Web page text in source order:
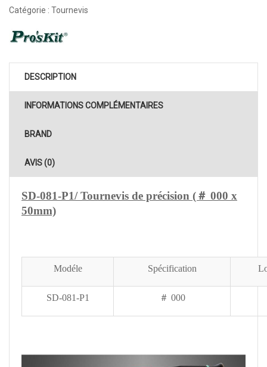
Catégorie : Tournevis
DESCRIPTION
INFORMATIONS COMPLÉMENTAIRES
BRAND
AVIS (0)
SD-081-P1/ Tournevis de précision (＃ 000 x
50mm)
Modéle Spécification
SD-081-P1 ＃ 000